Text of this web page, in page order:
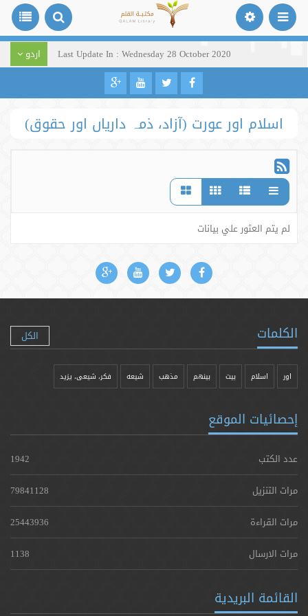
Last Update In : Wednesday 28 October 2020 اردو
اسلام اور عورت (آزاد، ذمہ داریاں اور حقوق)
لم يتم العثور علي بيانات
الكلمات الكل
اور اسلام بیت بينهم مذهب شيعه فکر، شیعی، یزيد
إحصائيات الموقع
عدد الكتب
1942
مرات التنزيل
79841128
مرات القراءة
25443936
مرات الارسال
1138
القائمة البريدية